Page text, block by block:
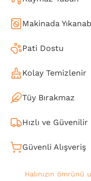
Makinada
Pati Dostu
Kolay Temizlenir
Tüy Bırakmaz
Hızlı ve
Güvenli Alışveriş
Halınızın